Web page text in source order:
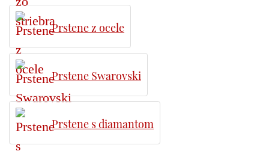
Prstene z ocele
Prstene Swarovski
Prstene s diamantom